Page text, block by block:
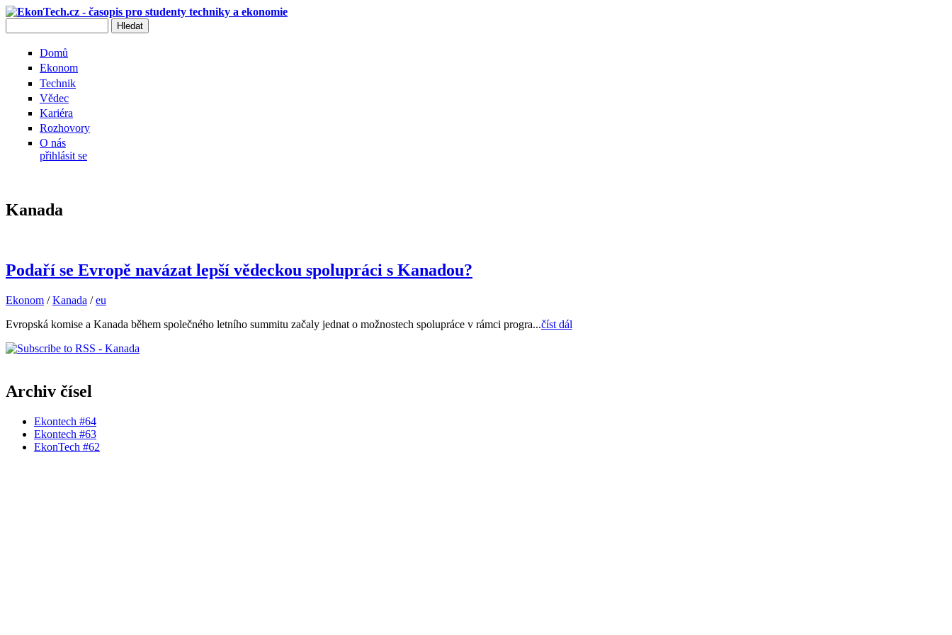
Přejít k hlavnímu obsahu
Domů
Ekonom
Technik
Vědec
Kariéra
Rozhovory
O nás
přihlásit se
Kanada
Podaří se Evropě navázat lepší vědeckou spolupráci s Kanadou?
Ekonom /Kanada /eu
Evropská komise a Kanada během společného letního summitu začaly jednat o možnostech spolupráce v rámci progra...číst dál
Archiv čísel
Ekontech #64
Ekontech #63
EkonTech #62